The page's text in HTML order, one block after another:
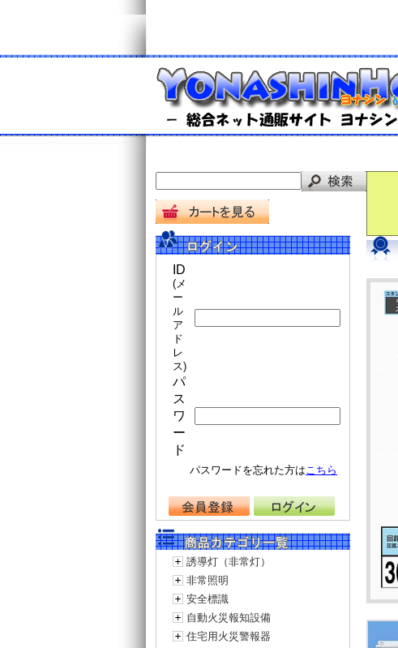
ID
(メ
ー
ル
ア
ド
レ
ス)
パ
ス
ワ
ー
ド
パスワードを忘れた方はこちら
誘導灯（非常灯）
非常照明
安全標識
自動火災報知設備
住宅用火災警報器